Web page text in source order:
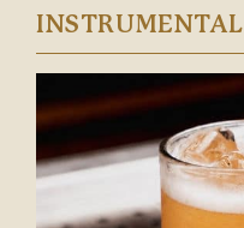
INSTRUMENTAL